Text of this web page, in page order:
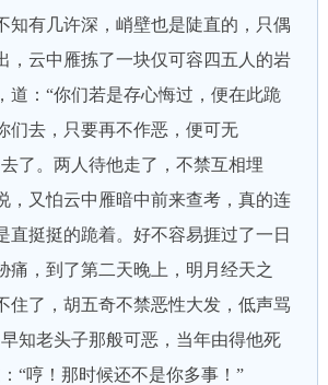
知有几许深，峭壁也是陡直的，只偶
，云中雁拣了一块仅可容四五人的岩
道：“你们若是存心悔过，便在此跪
们去，只要再不作恶，便可无
了。两人待他走了，不禁互相埋
，又怕云中雁暗中前来查考，真的连
直挺挺的跪着。好不容易捱过了一日
痛，到了第二天晚上，明月经天之
住了，胡五奇不禁恶性大发，低声骂
知老头子那般可恶，当年由得他死
“哼！那时候还不是你多事！”